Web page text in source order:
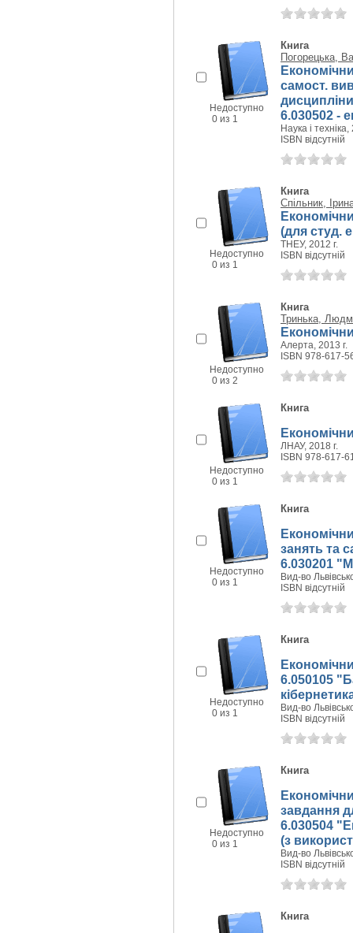
Недоступно
0 из 1
Книга
Погорецька,
самост.
6.030502 -
Наука і техніка,
ISBN відсутній
Недоступно
0 из 1
Книга
Спільник,
(для студ.
ТНЕУ, 2012 г.
ISBN відсутній
Недоступно
0 из 2
Книга
Тринька,
Алерта, 2013 г.
ISBN 978-617-
Недоступно
0 из 1
Книга
ЛНАУ, 2018 г.
ISBN 978-617-
Недоступно
0 из 1
Книга
занять та
6.030201
Вид-во
ISBN відсутній
Недоступно
0 из 1
Книга
6.050105
Вид-во
ISBN відсутній
Недоступно
0 из 1
Книга
завдання
6.030504
(з
Вид-во
ISBN відсутній
Книга